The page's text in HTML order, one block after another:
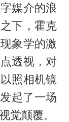
媒介的浪
下，霍克
象学的激
透视，对
照相机镜
起了一场
觉颠覆。